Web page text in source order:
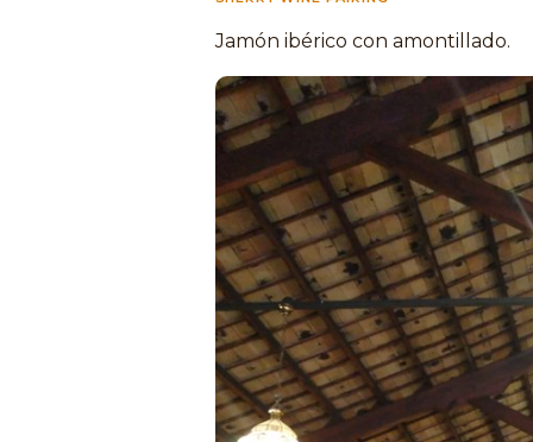
Jamón ibérico con amontillado.